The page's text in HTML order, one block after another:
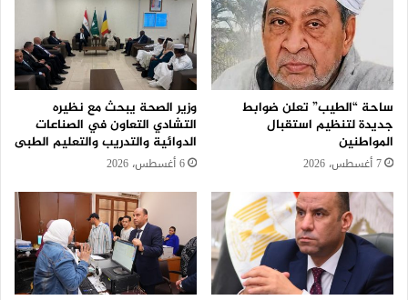
ساحة “الطيب” تعلن ضوابط
جديدة لتنظيم استقبال
المواطنين
7 أغسطس، 2026
وزير الصحة يبحث مع نظيره
التشادي التعاون في الصناعات
الدوائية والتدريب والتعليم الطبى
6 أغسطس، 2026